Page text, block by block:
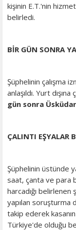
kişinin E.T.'nin
belirledi.
BİR GÜN SONRA
Şüphelinin çalışma
anlaşıldı. Yurt
gün sonra
ÇALINTI EŞYALAR
Şüphelinin üstünde
saat, çanta ve para
harcadığı
yapılan soruşturma
takip ederek
Türkiye'de olduğu